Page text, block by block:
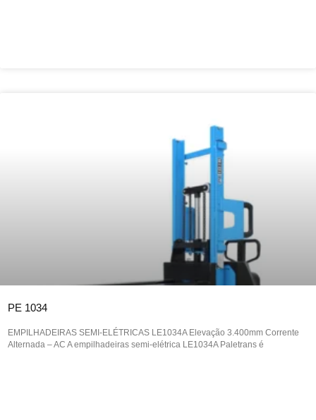
PE 1034
EMPILHADEIRAS SEMI-ELÉTRICAS LE1034A Elevação 3.400mm Corrente
Alternada – AC A empilhadeiras semi-elétrica LE1034A Paletrans é